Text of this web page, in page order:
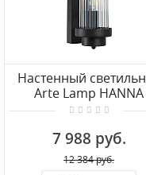
Настенный
Arte Lamp HANNA
A1070AP-2BK
7 988 руб.
12 384 руб.